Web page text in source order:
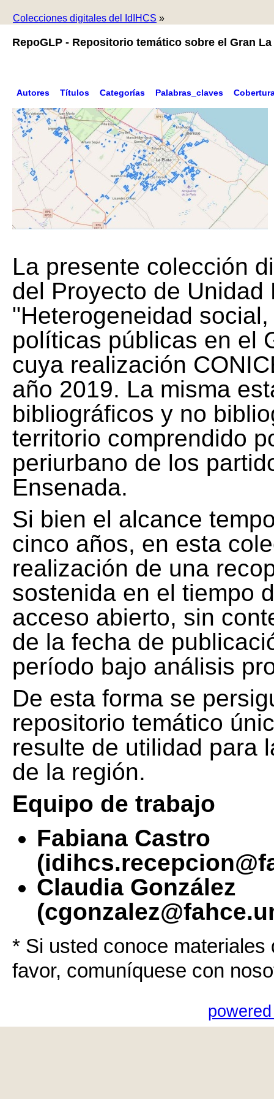
Colecciones digitales del IdIHCS »
RepoGLP - Repositorio temático sobre el Gran La
Autores Títulos Categorías Palabras_claves
La presente colección
del Proyecto de Unidad
"Heterogeneidad
políticas públicas en el
cuya realización
año 2019. La misma
bibliográficos y no
territorio comprendido
periurbano de los
Ensenada.
Si bien el alcance
cinco años, en esta
realización de una
sostenida en el tiempo
acceso abierto, sin
de la fecha de
período bajo análisis
De esta forma se
repositorio temático
resulte de utilidad para
de la región.
Equipo de trabajo
Fabiana Castro
Claudia González
* Si usted conoce
favor, comuníquese con